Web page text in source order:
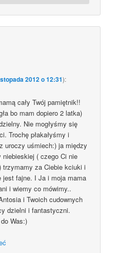
2012 o 12:31):
cały Twój pamiętnik!!
bo mam dopiero 2 latka)
Nie mogłyśmy się
Trochę płakałyśmy i
uroczy uśmiech:) ja między
niebieskiej ( czego Ci nie
za Ciebie kciuki i
fajne. I Ja i moja mama
i wiemy co mówimy..
i Twoich cudownych
dzielni i fantastyczni.
Was:)